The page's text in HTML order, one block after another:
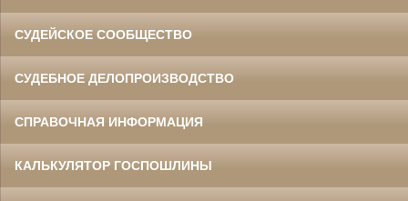
СУДЕЙСКОЕ СООБЩЕСТВО
СУДЕБНОЕ ДЕЛОПРОИЗВОДСТВО
СПРАВОЧНАЯ ИНФОРМАЦИЯ
КАЛЬКУЛЯТОР ГОСПОШЛИНЫ